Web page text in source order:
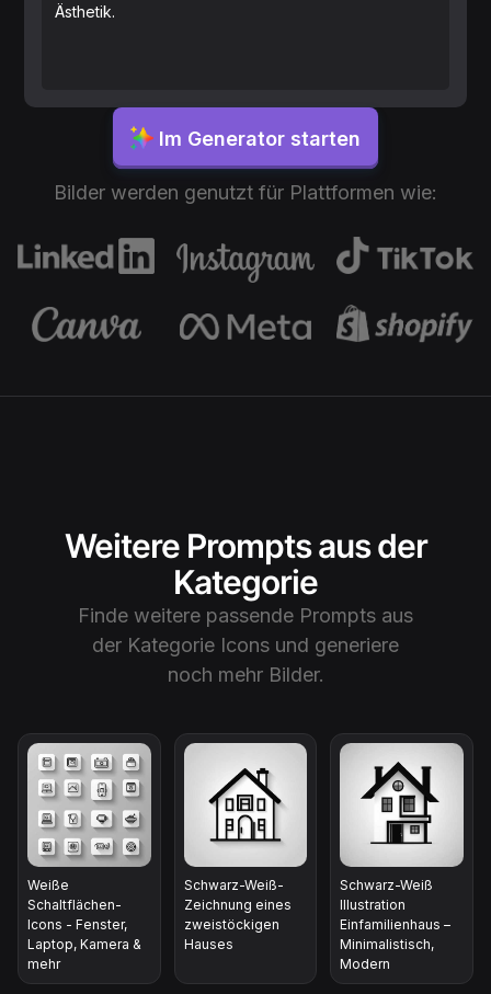
Ästhetik.
Im Generator starten
Bilder werden genutzt für Plattformen wie:
Weitere Prompts aus der
Kategorie
Finde weitere passende Prompts aus
der Kategorie Icons und generiere
noch mehr Bilder.
Weiße
Schaltflächen-
Icons - Fenster,
Laptop, Kamera &
mehr
Schwarz-Weiß-
Zeichnung eines
zweistöckigen
Hauses
Schwarz-Weiß
Illustration
Einfamilienhaus –
Minimalistisch,
Modern